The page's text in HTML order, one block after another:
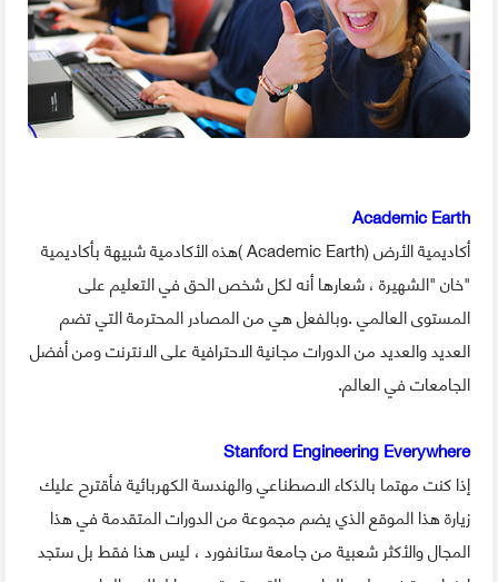
Academic Earth
أكاديمية الأرض (Academic Earth )هذه الأكادمية شبيهة بأكاديمية
"خان "الشهيرة ، شعارها أنه لكل شخص الحق في التعليم على
المستوى العالمي .وبالفعل هي من المصادر المحترمة التي تضم
العديد والعديد من الدورات مجانية الاحترافية على الانترنت ومن أفضل
الجامعات في العالم.
Stanford Engineering Everywhere
إذا كنت مهتما بالذكاء الاصطناعي والهندسة الكهربائية فأقترح عليك
زيارة هذا الموقع الذي يضم مجموعة من الدورات المتقدمة في هذا
المجال والأكثر شعبية من جامعة ستانفورد ، ليس هذا فقط بل ستجد